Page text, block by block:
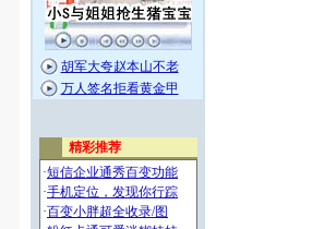
胡军大夸赵本山不老
万人签名拒看黄金甲